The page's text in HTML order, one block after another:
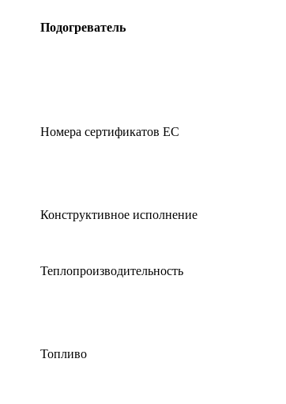
Подогреватель
Номера сертификатов ЕС
Конструктивное исполнение
Теплопроизводительность
Топливо